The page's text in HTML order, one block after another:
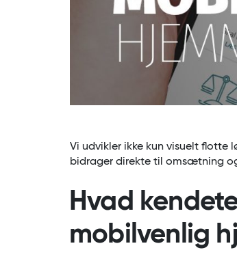
Vi udvikler ikke kun visuelt flotte
bidrager direkte til omsætning
Hvad
mobilvenlig